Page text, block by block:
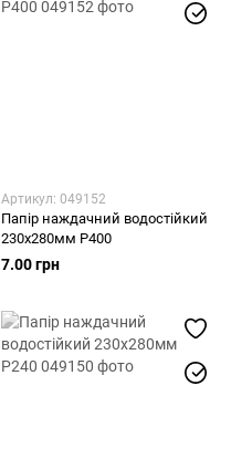
Артикул: 049152
Папір наждачний водостійкий
230х280мм Р400
7.00 грн